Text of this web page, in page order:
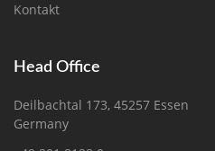
Kontakt
Head Office
Deilbachtal 173, 45257 Essen
Germany